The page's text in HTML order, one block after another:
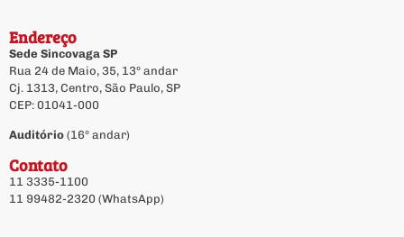
Endereço
Sede Sincovaga SP
Rua 24 de Maio, 35, 13º andar
Cj. 1313, Centro, São Paulo, SP
CEP: 01041-000
Auditório (16º andar)
Contato
11 3335-1100
11 99482-2320 (WhatsApp)